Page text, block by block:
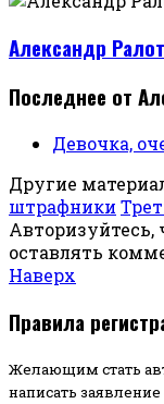
Александр Ралот
Последнее от
Девочка,
Другие
штрафники
оставлять
Наверх
Правила
Желающим стать
написать